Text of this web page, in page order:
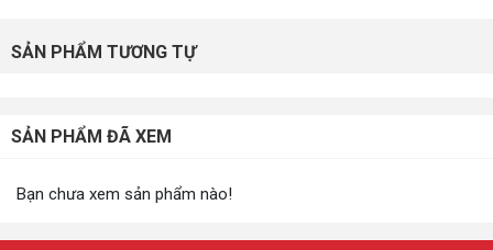
SẢN PHẨM TƯƠNG TỰ
SẢN PHẨM ĐÃ XEM
Bạn chưa xem sản phẩm nào!